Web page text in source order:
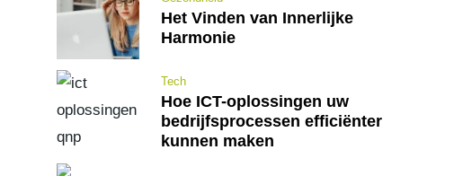
Het Vinden van Innerlijke
Harmonie
Tech
Hoe ICT-oplossingen uw
bedrijfsprocessen efficiënter
kunnen maken